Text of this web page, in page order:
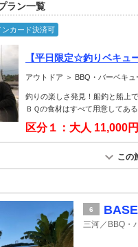
ラン一覧
ンカード決済可
【平日限定☆釣りベキ
アウトドア ＞ BBQ・バーベキュ
釣りの楽しさ発見！船釣と船上
ＢＱの食材はすべて用意して
区分１：大人 11,000
この
6
三河／BBQ・